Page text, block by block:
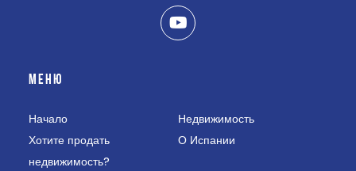
МЕНЮ
Начало
Недвижимость
Хотите продать
недвижимость?
О Испании